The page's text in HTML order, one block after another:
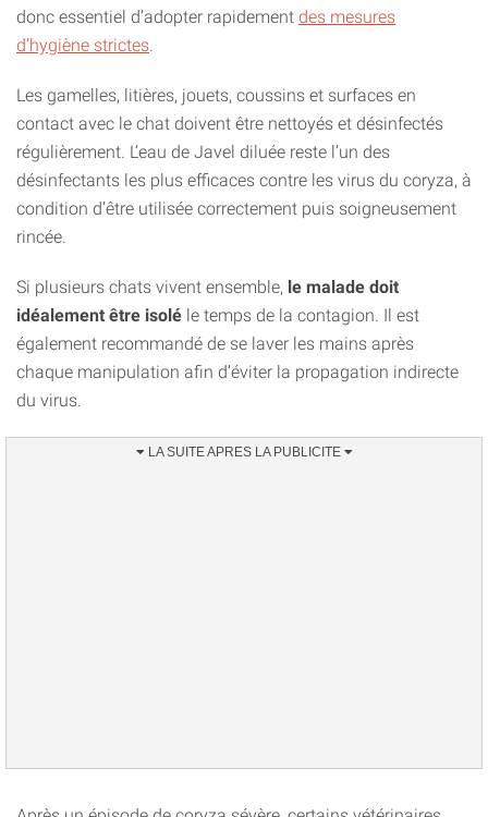
donc essentiel d’adopter rapidement des mesures
d’hygiène strictes
Les gamelles, litières, jouets, coussins et surfaces en
contact avec le chat doivent être nettoyés et désinfectés
régulièrement. L’eau de Javel diluée reste l’un des
désinfectants les plus efficaces contre les virus du coryza, à
condition d’être utilisée correctement puis soigneusement
rincée.
Si plusieurs chats vivent ensemble, le malade doit
idéalement être isolé le temps de la contagion. Il est
également recommandé de se laver les mains après
chaque manipulation afin d’éviter la propagation indirecte
du virus.